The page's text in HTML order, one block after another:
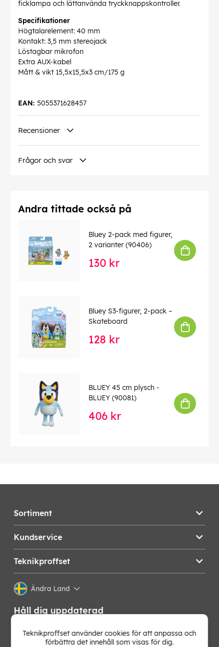
ficklampa och lättanvända tryckknappskontroller.
Specifikationer
Högtalarelement: 40 mm
Kontakt: 3,5 mm stereojack
Löstagbar mikrofon
Extra AUX-kabel
Mått & vikt 15,5x15,5x3 cm/175 g
5055371628457
EAN:
Recensioner
Frågor och svar
Andra tittade också på
Bluey 2-pack med figurer,
2 varianter (90406)
130 kr
Bluey S3-figurer, 2-pack –
Skateboard
128 kr
BLUEY 45 cm plysch -
BLUEY (90081)
406 kr
Sortiment
Kundservice
Teknikproffset
Ändra Land
Håll dig uppdaterad
Få de senaste nyheterna, hetaste erbjudandena och
bästa tipsen från oss direkt i din mejlkorg. Signa upp på
Teknikproffset använder cookies för att anpassa och
förbättra det innehåll som visas för dig.